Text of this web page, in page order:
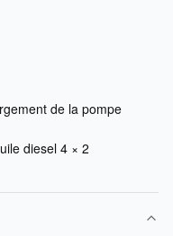
de la pompe
diesel 4 × 2